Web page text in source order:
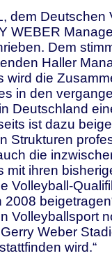
dem Deutschen
WEBER
Dem
Haller
wird die
in den
Deutschland
ist dazu
Strukturen
die
mit ihren
Volleyball-
Volleyballsport
Weber
wird.“